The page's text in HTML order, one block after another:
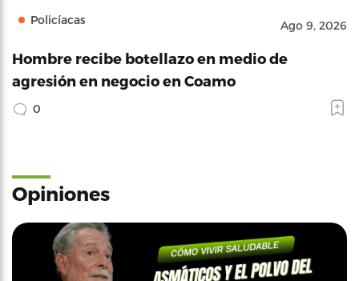
Policíacas Ago 9, 2026
Hombre recibe botellazo en medio de
agresión en negocio en Coamo
0
Opiniones